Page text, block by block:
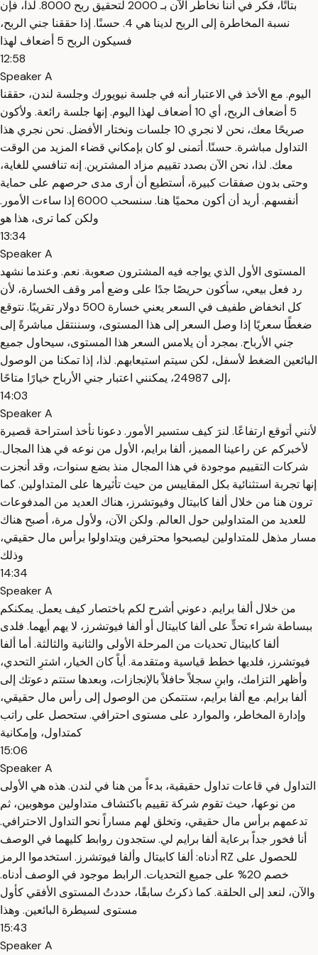
بتاتًا، فكر في أننا نخاطر الآن بـ 2000 لتحقيق ربح 8000. لذا، فإن
نسبة المخاطرة إلى الربح لدينا هي 4. حسنًا. إذا حققنا جني الربح،
فسيكون الربح 5 أضعاف لهذا
12:58
Speaker A
اليوم. مع الأخذ في الاعتبار أنه في جلسة نيويورك وجلسة لندن، حققنا
5 أضعاف الربح، أي 10 أضعاف لهذا اليوم. إنها جلسة رائعة. ولأكون
صريحًا معك، نحن لا نجري 10 جلسات ونختار الأفضل. نحن نجري هذا
التداول مباشرة. حسنًا. أتمنى لو كان بإمكاني قضاء المزيد من الوقت
معك. لذا، نحن الآن بصدد تقييم مزاد المشترين. إنه تنافسي للغاية،
وحتى بدون صفقات كبيرة، أستطيع أن أرى مدى حرصهم على حماية
أنفسهم. أريد أن أكون محميًا هنا. سنسحب 6000 إذا ساءت الأمور.
ولكن كما ترى، هذا هو
13:34
Speaker A
المستوى الأول الذي يواجه فيه المشترون صعوبة. نعم. وعندما نشهد
رد فعل بيعي، سأكون حريصًا جدًا على وضع أمر وقف الخسارة، لأن
كل انخفاض طفيف في السعر يعني خسارة 500 دولار تقريبًا. نتوقع
ضغطًا سعريًا إذا وصل السعر إلى هذا المستوى، وسننتقل مباشرةً إلى
جني الأرباح. بمجرد أن يلامس السعر هذا المستوى، سيحاول جميع
البائعين الضغط لأسفل، لكن سيتم استيعابهم. لذا، إذا تمكنا من الوصول
إلى 24987، يمكنني اعتبار جني الأرباح خيارًا متاحًا،
14:03
Speaker A
لأنني أتوقع ارتفاعًا. لنرَ كيف ستسير الأمور. دعونا نأخذ استراحة قصيرة
لأخبركم عن راعينا المميز، ألفا برايم، الأول من نوعه في هذا المجال.
شركات التقييم موجودة في هذا المجال منذ بضع سنوات، وقد أنجزت
إنها تجربة استثنائية بكل المقاييس من حيث تأثيرها على المتداولين. كما
ترون هنا من خلال ألفا كابيتال وفيوتشرز، هناك العديد من المدفوعات
للعديد من المتداولين حول العالم. ولكن الآن، ولأول مرة، أصبح هناك
مسار مذهل للمتداولين ليصبحوا محترفين ويتداولوا برأس مال حقيقي،
وذلك
14:34
Speaker A
من خلال ألفا برايم. دعوني أشرح لكم باختصار كيف يعمل. يمكنكم
ببساطة شراء تحدٍّ على ألفا كابيتال أو ألفا فيوتشرز، لا يهم أيهما. فلدى
ألفا كابيتال تحديات من المرحلة الأولى والثانية والثالثة. أما ألفا
فيوتشرز، فلديها خطط قياسية ومتقدمة. أياً كان الخيار، اشترِ التحدي،
وأظهر التزامك، وابنِ سجلاً حافلاً بالإنجازات، وبعدها ستتم دعوتك إلى
ألفا برايم. مع ألفا برايم، ستتمكن من الوصول إلى رأس مال حقيقي،
وإدارة المخاطر، والموارد على مستوى احترافي. ستحصل على راتب
كمتداول، وإمكانية
15:06
Speaker A
التداول في قاعات تداول حقيقية، بدءاً من هنا في لندن. هذه هي الأولى
من نوعها، حيث تقوم شركة تقييم باكتشاف متداولين موهوبين، ثم
تدعمهم برأس مال حقيقي، وتخلق لهم مساراً نحو التداول الاحترافي.
أنا فخور جداً برعاية ألفا برايم لي. ستجدون روابط كليهما في الوصف
أدناه: ألفا كابيتال وألفا فيوتشرز. استخدموا الرمز RZ للحصول على
خصم 20% على جميع التحديات. الرابط موجود في الوصف أدناه.
والآن، لنعد إلى الحلقة. كما ذكرتُ سابقًا، حددتُ المستوى الأفقي كأول
مستوى لسيطرة البائعين. وهذا
15:43
Speaker A